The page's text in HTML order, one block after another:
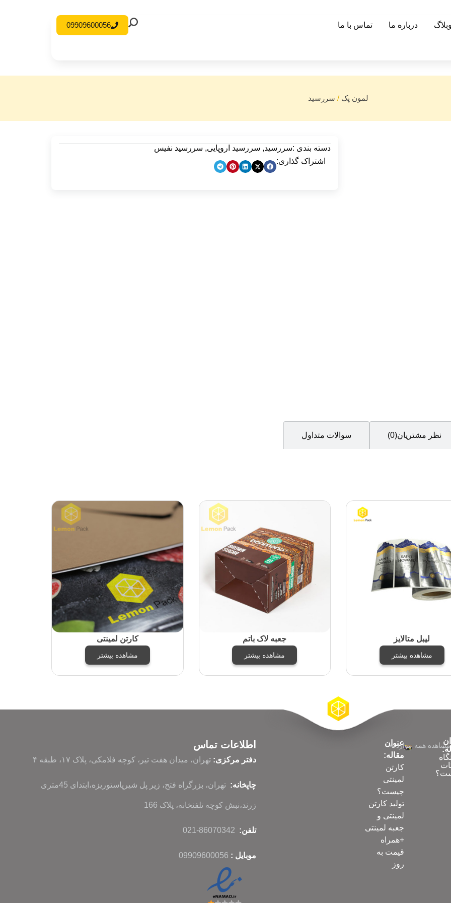
وبلاگ درباره ما تماس با ما 09909600056
لمون پک / سررسید
دسته بندی :سررسید, سررسید اروپایی, سررسید نفیس
اشتراک گذاری:
نظر مشتریان(0) سوالات متداول
لیبل متالایز
مشاهده بیشتر
جعبه لاک باتم
مشاهده بیشتر
کارتن لمینتی
مشاهده بیشتر
مشاهده همه مواردعنوان
مقاله:
کارتن
لمینتی
چیست؟
تولید کارتن
لمینتی و
جعبه لمینتی
+همراه
قیمت به
روز
اطلاعات تماس
دفتر مرکزی:تهران، میدان هفت تیر، کوچه فلامکی، پلاک ۱۷، طبقه ۴
چاپخانه: تهران، بزرگراه فتح، زیر پل شیرپاستوریزه،ابتدای 45متری
زرند،نبش کوچه تلفنخانه، پلاک 166
تلفن:
موبایل : 09909600056